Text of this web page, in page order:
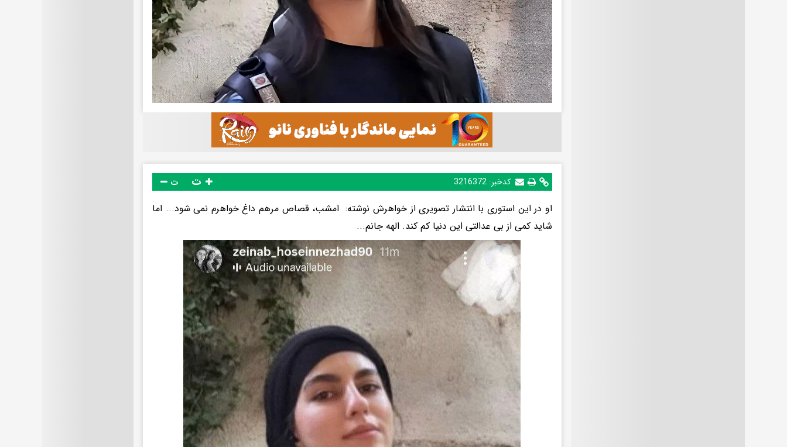
کدخبر:3216372 ت
او در این استوری با انتشار تصویری از خواهرش نوشته: امشب، قصاص مرهم داغ خواهرم نمی شود... اما
شاید کمی از بی عدالتی این دنیا کم کند. الهه جانم...